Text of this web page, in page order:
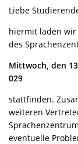
Liebe
hiermit laden wir
des
Mittwoch, den
029
stattfinden.
weiteren
eventuelle